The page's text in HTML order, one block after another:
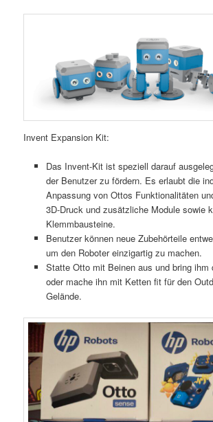
Invent Expansion Kit:
Das Invent-Kit ist speziell darauf
der Benutzer zu fördern. Es erlaubt die
Anpassung von Ottos Funktionalitäten
3D-Druck und zusätzliche Module sowie
Klemmbausteine.
Benutzer können neue Zubehörteile
um den Roboter einzigartig zu machen.
Statte Otto mit Beinen aus und bring ihm
oder mache ihn mit Ketten fit für den
Gelände.